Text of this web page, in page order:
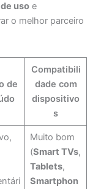
uso e
o melhor parceiro
de
Compatibili
dade com
dispositivo
s
Muito bom
(Smart TVs,
Tablets,
Smartphon